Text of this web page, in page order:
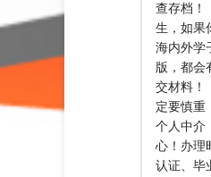
查存档！
生，如果
海内外学
版，都
交材料！
定要慎重
个人中介
心！办理
认证、毕